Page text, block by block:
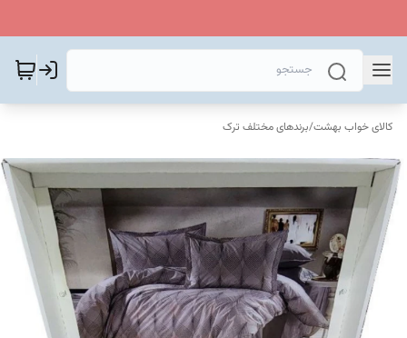
کالای خواب بهشت/برندهای مختلف ترک